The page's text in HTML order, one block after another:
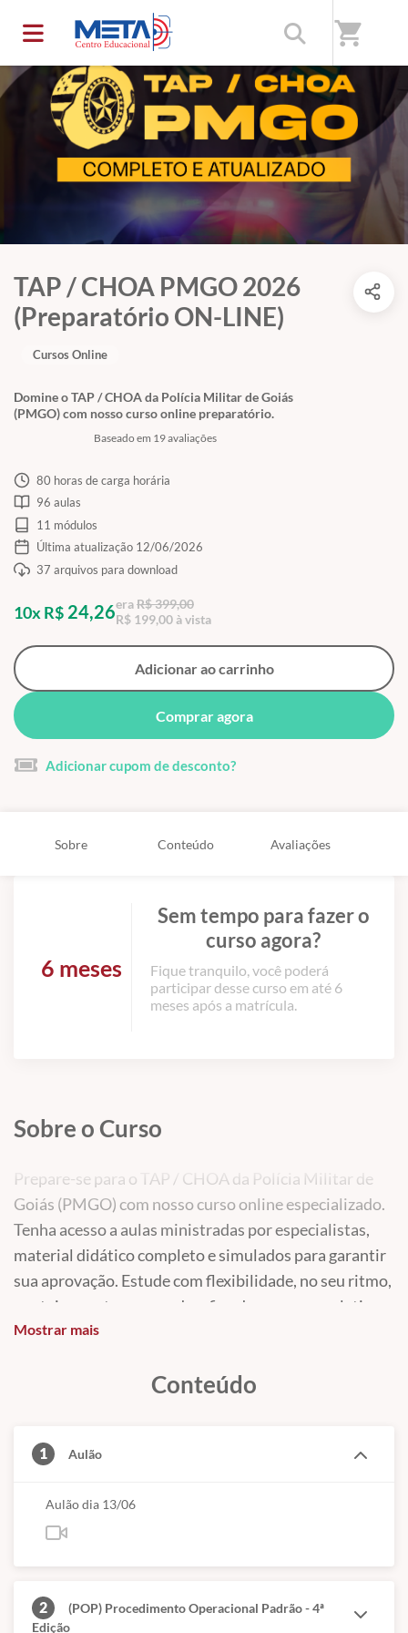
shopping_cart
TAP / CHOA PMGO 2026
(Preparatório ON-LINE)
Domine o TAP / CHOA da Polícia Militar de Goiás
(PMGO) com nosso curso online preparatório.
Baseado em 19 avaliações
Cursos Online
80 horas de carga horária
96 aulas
11 módulos
Última atualização 12/06/2026
37 arquivos para download
10x R$ 24,26eraR$ 399,00
R$ 199,00 à vista
Adicionar ao carrinho
Comprar agora
Adicionar cupom de desconto?
Sobre Conteúdo Avaliações
6 meses
Sem tempo para fazer o
curso agora?
Fique tranquilo, você poderá
participar desse curso em até 6
meses após a matrícula.
Sobre o Curso
Prepare-se para o TAP / CHOA da Polícia Militar de
Goiás (PMGO) com nosso curso online especializado.
Tenha acesso a aulas ministradas por especialistas,
material didático completo e simulados para garantir
sua aprovação. Estude com flexibilidade, no seu ritmo,
e esteja pronto para os desafios do processo seletivo.
Inscreva-se agora e inicie sua preparação rumo ao
Mostrar mais
Conteúdo
1 Aulão
Aulão dia 13/06
2
(POP) Procedimento Operacional Padrão - 4ª
Edição